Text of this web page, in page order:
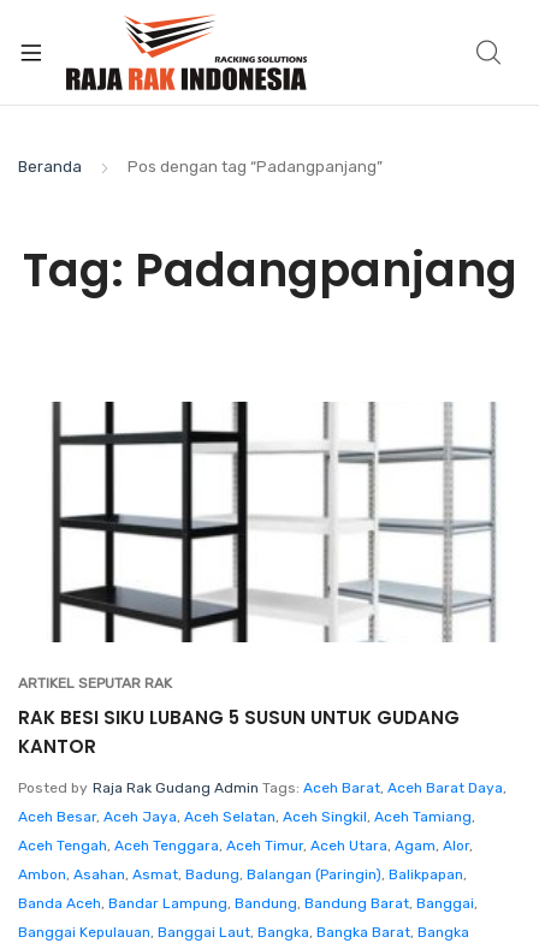
Beranda Pos dengan tag “Padangpanjang”
Tag: Padangpanjang
ARTIKEL SEPUTAR RAK
RAK BESI SIKU LUBANG 5 SUSUN UNTUK GUDANG
KANTOR
Posted by Raja Rak Gudang Admin Tags: Aceh Barat, Aceh Barat Daya,
Aceh Besar, Aceh Jaya, Aceh Selatan, Aceh Singkil, Aceh Tamiang,
Aceh Tengah, Aceh Tenggara, Aceh Timur, Aceh Utara, Agam, Alor,
Ambon, Asahan, Asmat, Badung, Balangan (Paringin), Balikpapan,
Banda Aceh, Bandar Lampung, Bandung, Bandung Barat, Banggai,
Banggai Kepulauan, Banggai Laut, Bangka, Bangka Barat, Bangka